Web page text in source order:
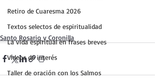
Retiro de Cuaresma 2026
Textos selectos de espiritualidad
La vida espiritual en frases breves
Vídeos de interés
Taller de oración con los Salmos
Santo Rosario y Coronilla